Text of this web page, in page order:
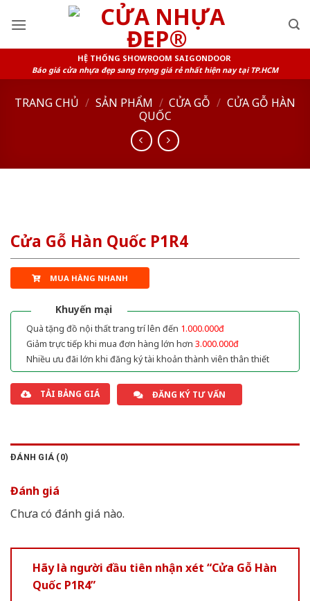
HỆ THỐNG SHOWROOM SAIGONDOOR
Báo giá cửa nhựa đẹp sang trọng giá rẻ nhất hiện nay tại TP.HCM
TRANG CHỦ / SẢN PHẨM / CỬA GỖ / CỬA GỖ HÀN
QUỐC
Cửa Gỗ Hàn Quốc P1R4
MUA HÀNG NHANH
Khuyến mại
Quà tặng đồ nội thất trang trí lên đến 1.000.000đ
Giảm trực tiếp khi mua đơn hàng lớn hơn 3.000.000đ
Nhiều ưu đãi lớn khi đăng ký tài khoản thành viên thân thiết
TẢI BẢNG GIÁ ĐĂNG KÝ TƯ VẤN
ĐÁNH GIÁ (0)
Đánh giá
Chưa có đánh giá nào.
Hãy là người đầu tiên nhận xét “Cửa Gỗ Hàn
Quốc P1R4”